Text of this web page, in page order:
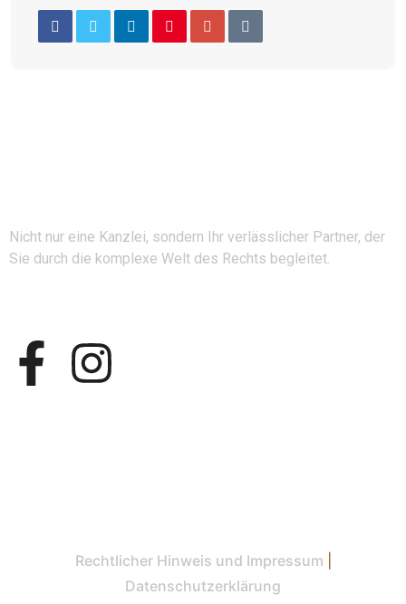
Nicht nur eine Kanzlei, sondern Ihr verlässlicher Partner, der
Sie durch die komplexe Welt des Rechts begleitet.
Rechtlicher Hinweis und Impressum
Datenschutzerklärung